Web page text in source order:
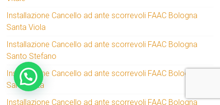
Installazione Cancello ad ante scorrevoli FAAC Bologna
Santa Viola
Installazione Cancello ad ante scorrevoli FAAC Bologna
Santo Stefano
Installazione Cancello ad ante scorrevoli FAAC Bologna
Saragozza
Installazione Cancello ad ante scorrevoli FAAC Bologna